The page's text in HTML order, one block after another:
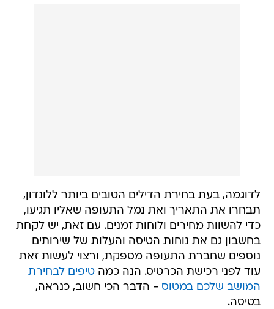
לדוגמה, בעת בחירת הדילים הטובים ביותר ללונדון,
תבחרו את התאריך ואת נמל התעופה שאליו תגיעו,
כדי להשוות מחירים ולוחות זמנים. עם זאת, יש לקחת
בחשבון גם את נוחות הטיסה והעלות של שירותים
נוספים שחברת התעופה מספקת, ורצוי לעשות זאת
עוד לפני רכישת הכרטיס. הנה כמהטיפים לבחירת
המושב שלכם במטוס - הדבר הכי חשוב, כנראה,
בטיסה.